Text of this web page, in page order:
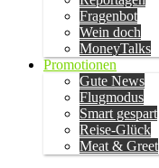
Fragenbot
Wein doch
MoneyTalks
Promotionen
Gute News
Flugmodus
Smart gespart
Reise-Glück
Meat & Greet